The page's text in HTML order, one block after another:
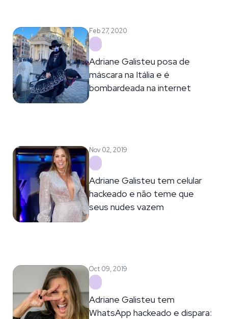
Feb 27, 2020
Adriane Galisteu posa de
máscara na Itália e é
bombardeada na internet
Nov 02, 2019
Adriane Galisteu tem celular
hackeado e não teme que
seus nudes vazem
Oct 09, 2019
Adriane Galisteu tem
WhatsApp hackeado e dispara: